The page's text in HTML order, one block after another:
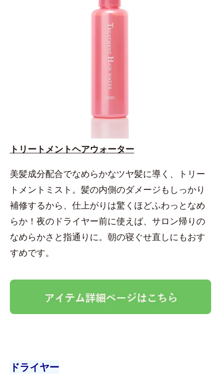
トリートメントヘアウォーター
美髪成分配合でなめらかなツヤ髪に導く、トリー
トメントミスト。髪の内側のダメージもしっかり
補修するから、仕上がりは驚くほどふわっとなめ
らか！夜のドライヤー前に使えば、サロン帰りの
なめらかさと指通りに。朝の寝ぐせ直しにもおす
すめです。
ドライヤー